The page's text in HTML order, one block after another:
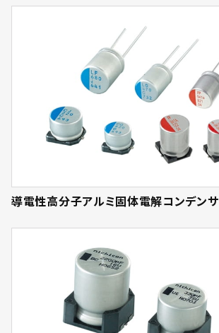
導電性高分子アルミ固体電解コンデンサ